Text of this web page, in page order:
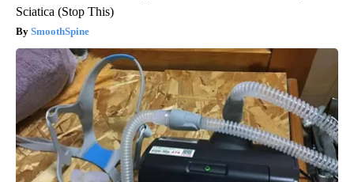
Sciatica (Stop This)
SmoothSpine